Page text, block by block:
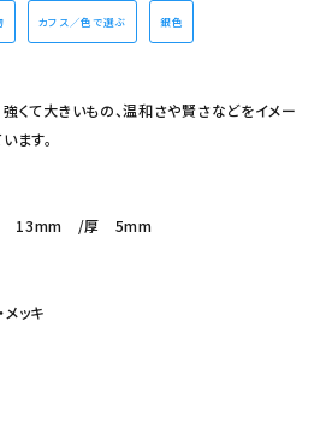
カフス／色で選ぶ 銀色
くて大きいもの、温和さや賢さなどをイメー
ます。
高 13mm /厚 5mm
ッキ